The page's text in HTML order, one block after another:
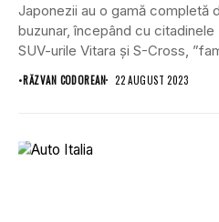
Japonezii au o gamă completă
buzunar, începând cu
SUV-urile Vitara și S-Cross,
•RĂZVAN CODOREAN 22 AUGUST 2023